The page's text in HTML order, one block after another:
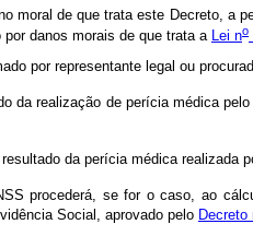
moral de que trata este Decreto, a
danos morais de que trata a
Lei no
por representante legal ou
da realização de perícia médica
da perícia médica realizada
procederá, se for o caso, ao
Social, aprovado pelo Decreto